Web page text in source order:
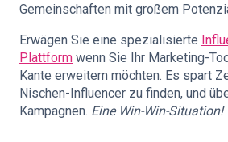
Gemeinschaften mit großem
Erwägen Sie eine spezialisierte
Plattform wenn Sie Ihr Marketing-
Kante erweitern möchten. Es spart
Nischen-Influencer zu finden, und
Kampagnen. Eine Win-Win-Situation!